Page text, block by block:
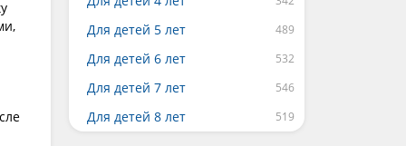
Для детей 5 лет
Для детей 6 лет
Для детей 7 лет
Для детей 8 лет